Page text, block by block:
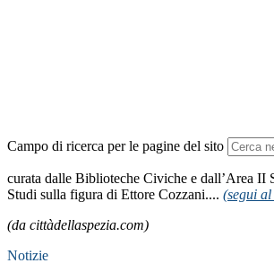
Campo di ricerca per le pagine del sito
curata dalle Biblioteche Civiche e dall’Area II
Studi sulla figura di Ettore Cozzani.... (segui
(da cittàdellaspezia.com)
Notizie